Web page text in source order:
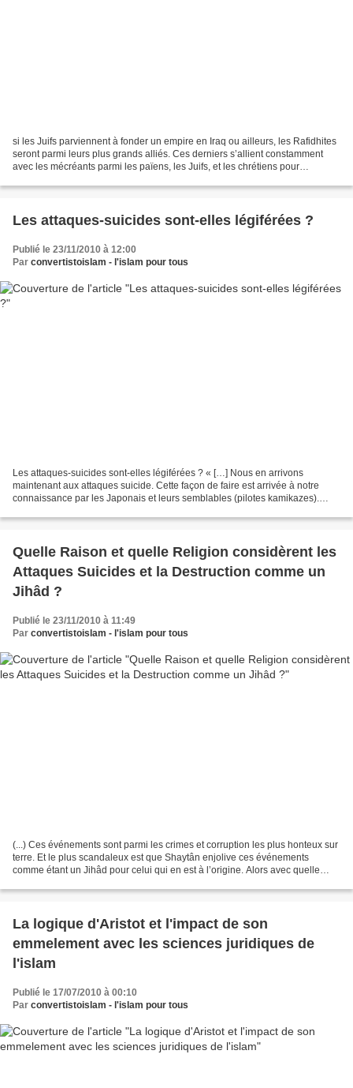
si les Juifs parviennent à fonder un empire en Iraq ou ailleurs, les Rafidhites
seront parmi leurs plus grands alliés. Ces derniers s’allient constamment
avec les mécréants parmi les païens, les Juifs, et les chrétiens pour
Les attaques-suicides sont-elles légiférées ?
Publié le 23/11/2010 à 12:00
Par convertistoislam - l'islam pour tous
Les attaques-suicides sont-elles légiférées ? « […] Nous en arrivons
maintenant aux attaques suicide. Cette façon de faire est arrivée à notre
connaissance par les Japonais et leurs semblables (pilotes kamikazes).
Quelle Raison et quelle Religion considèrent les
Attaques Suicides et la Destruction comme un
Jihâd ?
Publié le 23/11/2010 à 11:49
Par convertistoislam - l'islam pour tous
(...) Ces événements sont parmi les crimes et corruption les plus honteux sur
terre. Et le plus scandaleux est que Shaytân enjolive ces événements
comme étant un Jihâd pour celui qui en est à l’origine. Alors avec quelle
La logique d'Aristot et l'impact de son
emmelement avec les sciences juridiques de
l'islam
Publié le 17/07/2010 à 00:10
Par convertistoislam - l'islam pour tous